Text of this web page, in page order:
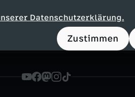
Datenschutzerklärung.
Zustimmen